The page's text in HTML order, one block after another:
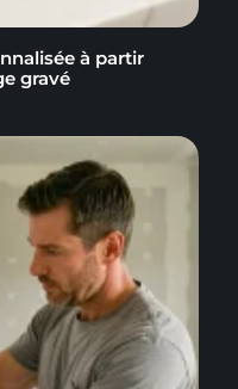
à partir
gravé